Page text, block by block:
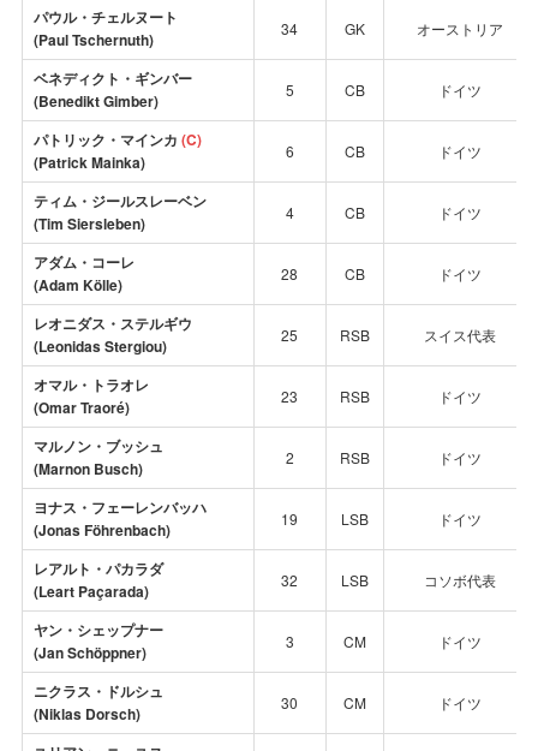
パウル・チェルヌート
(Paul Tschernuth)
34 GK オーストリア
ベネディクト・ギンバー
(Benedikt Gimber)
5 CB ドイツ
パトリック・マインカ (C)
(Patrick Mainka)
6 CB ドイツ
ティム・ジールスレーベン
(Tim Siersleben)
4 CB ドイツ
アダム・コーレ
(Adam Kölle)
28 CB ドイツ
レオニダス・ステルギウ
(Leonidas Stergiou)
25 RSB スイス代表
オマル・トラオレ
(Omar Traoré)
23 RSB ドイツ
マルノン・ブッシュ
(Marnon Busch)
2 RSB ドイツ
ヨナス・フェーレンバッハ
(Jonas Föhrenbach)
19 LSB ドイツ
レアルト・パカラダ
(Leart Paçarada)
32 LSB コソボ代表
ヤン・シェップナー
(Jan Schöppner)
3 CM ドイツ
ニクラス・ドルシュ
(Niklas Dorsch)
30 CM ドイツ